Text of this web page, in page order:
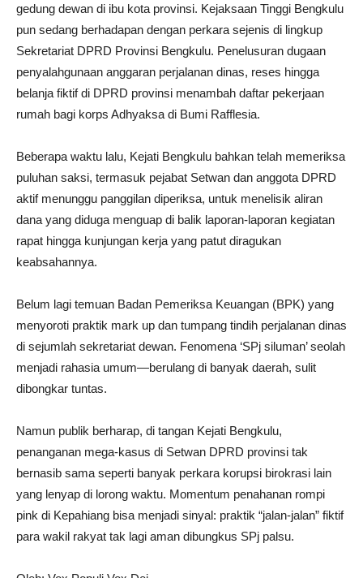
gedung dewan di ibu kota provinsi. Kejaksaan Tinggi Bengkulu
pun sedang berhadapan dengan perkara sejenis di lingkup
Sekretariat DPRD Provinsi Bengkulu. Penelusuran dugaan
penyalahgunaan anggaran perjalanan dinas, reses hingga
belanja fiktif di DPRD provinsi menambah daftar pekerjaan
rumah bagi korps Adhyaksa di Bumi Rafflesia.
Beberapa waktu lalu, Kejati Bengkulu bahkan telah memeriksa
puluhan saksi, termasuk pejabat Setwan dan anggota DPRD
aktif menunggu panggilan diperiksa, untuk menelisik aliran
dana yang diduga menguap di balik laporan-laporan kegiatan
rapat hingga kunjungan kerja yang patut diragukan
keabsahannya.
Belum lagi temuan Badan Pemeriksa Keuangan (BPK) yang
menyoroti praktik mark up dan tumpang tindih perjalanan dinas
di sejumlah sekretariat dewan. Fenomena ‘SPj siluman’ seolah
menjadi rahasia umum—berulang di banyak daerah, sulit
dibongkar tuntas.
Namun publik berharap, di tangan Kejati Bengkulu,
penanganan mega-kasus di Setwan DPRD provinsi tak
bernasib sama seperti banyak perkara korupsi birokrasi lain
yang lenyap di lorong waktu. Momentum penahanan rompi
pink di Kepahiang bisa menjadi sinyal: praktik “jalan-jalan” fiktif
para wakil rakyat tak lagi aman dibungkus SPj palsu.